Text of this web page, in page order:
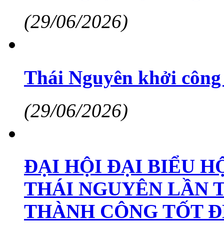
(29/06/2026)
Thái Nguyên khởi
(29/06/2026)
ĐẠI HỘI ĐẠI BIỂU
THÁI NGUYÊN LẦN
THÀNH CÔNG TỐT